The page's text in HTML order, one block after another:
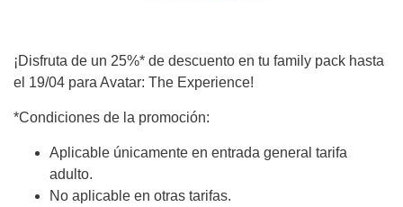
¡Disfruta de un 25%* de descuento en tu family pack hasta
el 19/04 para Avatar: The Experience!
*Condiciones de la promoción:
Aplicable únicamente en entrada general tarifa
adulto.
No aplicable en otras tarifas.